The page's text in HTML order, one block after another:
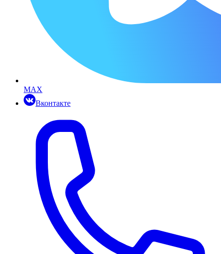
MAX
Вконтакте